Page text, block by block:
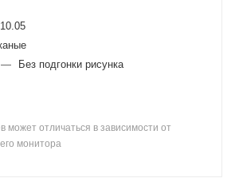
— Без подгонки рисунка
может отличаться в зависимости от
монитора